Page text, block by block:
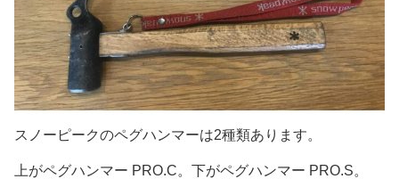
スノーピークのペグハンマーは2種類あります。
上がペグハンマー PRO.C。下がペグハンマー PRO.S。